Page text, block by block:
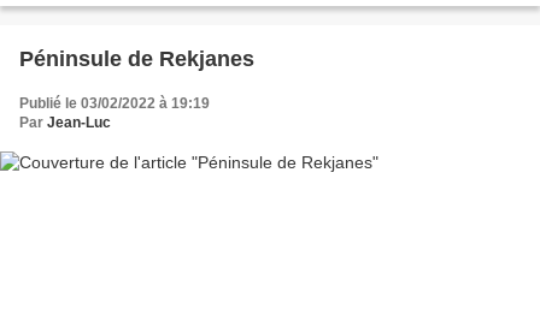
Péninsule de Rekjanes
Publié le 03/02/2022 à 19:19
Par Jean-Luc